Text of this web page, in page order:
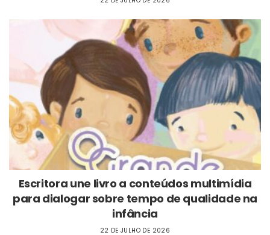
Escritora une livro a conteúdos multimídia
para dialogar sobre tempo de qualidade na
infância
22 DE JULHO DE 2026